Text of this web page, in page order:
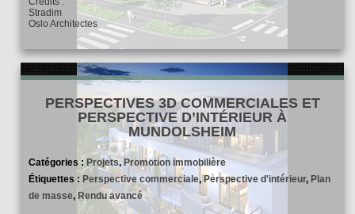
Stradim
Oslo Architectes
PERSPECTIVES 3D COMMERCIALES ET
PERSPECTIVE D’INTÉRIEUR À
MUNDOLSHEIM
Catégories : Projets,Promotion immobilière
Étiquettes : Perspective commerciale,Perspective d'intérieur, Plan
de masse, Rendu avancé